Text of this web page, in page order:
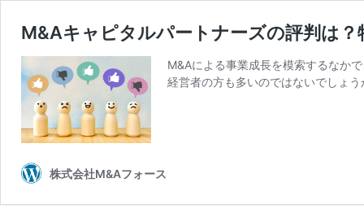
M&Aキャピタルパートナーズの評判は
M&Aによる事業成長を模索するなか
経営者の方も多いのではないでしょ
株式会社M&Aフォース